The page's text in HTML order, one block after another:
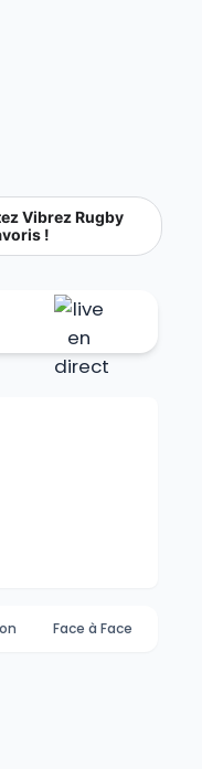
Vibrez Rugby
!
Face à Face